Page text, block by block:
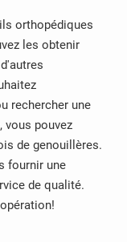
orthopédiques
les obtenir
rechercher une
vous pouvez
de genouillères.
fournir une
de qualité.